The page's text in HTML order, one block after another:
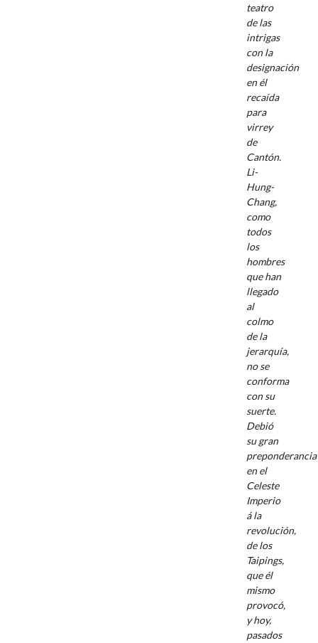
teatro
de las
intrigas
con la
designación
en él
recaída
para
virrey
de
Cantón.
Li-
Hung-
Chang,
como
todos
los
hombres
que han
llegado
al
colmo
de la
jerarquía,
no se
conforma
con su
suerte.
Debió
su gran
preponderancia
en el
Celeste
Imperio
á la
revolución,
de los
Taipings,
que él
mismo
provocó,
y hoy,
pasados